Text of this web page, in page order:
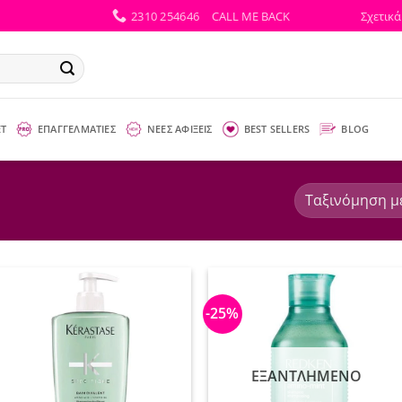
2310 254646 CALL ME BACK
ΕΠΑΓΓΕΛΜΑΤΙΕΣ ΝΕΕΣ ΑΦΙΞΕΙΣ BEST SELLERS BLOG
-25%
ΕΞΑΝΤΛΗΜΈΝΟ